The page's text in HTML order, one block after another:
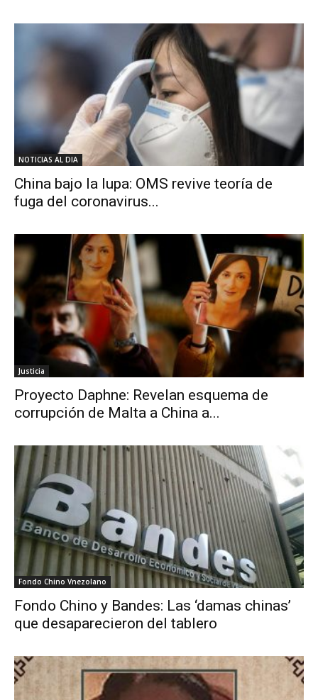
NOTICIAS AL DIA
China bajo la lupa: OMS revive teoría de
fuga del coronavirus...
Justicia
Proyecto Daphne: Revelan esquema de
corrupción de Malta a China a...
Fondo Chino Vnezolano
Fondo Chino y Bandes: Las ‘damas chinas’
que desaparecieron del tablero